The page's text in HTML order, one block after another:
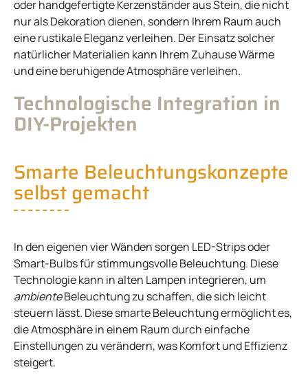
oder handgefertigte Kerzenständer aus Stein, die nicht
nur als Dekoration dienen, sondern Ihrem Raum auch
eine rustikale Eleganz verleihen. Der Einsatz solcher
natürlicher Materialien kann Ihrem Zuhause Wärme
und eine beruhigende Atmosphäre verleihen.
Technologische Integration in
DIY-Projekten
Smarte Beleuchtungskonzepte
selbst gemacht
In den eigenen vier Wänden sorgen LED-Strips oder
Smart-Bulbs für stimmungsvolle Beleuchtung. Diese
Technologie kann in alten Lampen integrieren, um
ambienteBeleuchtung zu schaffen, die sich leicht
steuern lässt. Diese smarte Beleuchtung ermöglicht es,
die Atmosphäre in einem Raum durch einfache
Einstellungen zu verändern, was Komfort und Effizienz
steigert.